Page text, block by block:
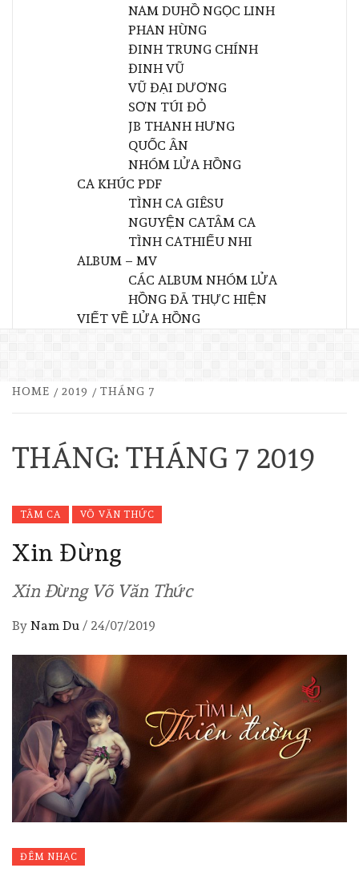
NAM DUHỒ NGỌC LINH
PHAN HÙNG
ĐINH TRUNG CHÍNH
ĐINH VŨ
VŨ ĐẠI DƯƠNG
SƠN TÚI ĐỎ
JB THANH HƯNG
QUỐC ÂN
NHÓM LỬA HỒNG
CA KHÚC PDF
TÌNH CA GIÊSU
NGUYỆN CATÂM CA
TÌNH CATHIẾU NHI
ALBUM – MV
CÁC ALBUM NHÓM LỬA
HỒNG ĐÃ THỰC HIỆN
VIẾT VỀ LỬA HỒNG
HOME 2019 THÁNG 7
THÁNG: THÁNG 7 2019
TÂM CA VÕ VĂN THỨC
Xin Đừng
Xin Đừng Võ Văn Thức
By Nam Du / 24/07/2019
ĐÊM NHẠC